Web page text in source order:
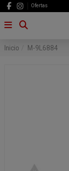
Ofertas
Inicio M-9L6884